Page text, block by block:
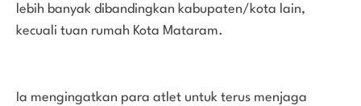
lebih banyak dibandingkan kabupaten/kota lain,
kecuali tuan rumah Kota Mataram.
Ia mengingatkan para atlet untuk terus menjaga